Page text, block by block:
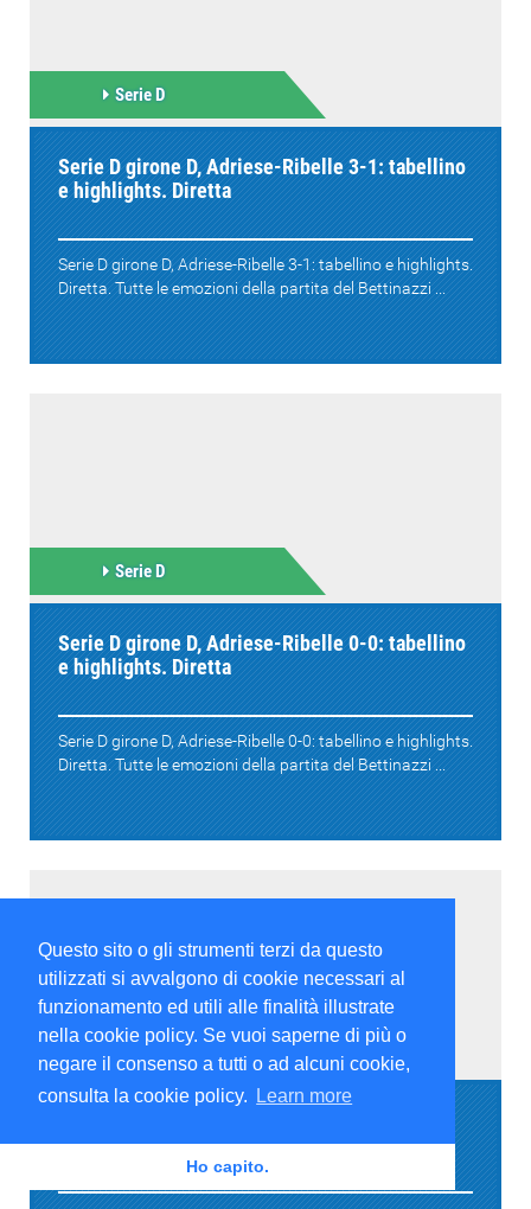
Questo sito o gli strumenti terzi da questo
utilizzati si avvalgono di cookie necessari al
funzionamento ed utili alle finalità illustrate
nella cookie policy. Se vuoi saperne di più o
negare il consenso a tutti o ad alcuni cookie,
consulta la cookie policy.
Learn more
Ho capito.
Serie D
Serie D girone D, Adriese-Ribelle 3-1: tabellino
e highlights. Diretta
Serie D girone D, Adriese-Ribelle 3-1: tabellino e highlights.
Diretta. Tutte le emozioni della partita del Bettinazzi ...
Serie D
Serie D girone D, Adriese-Ribelle 0-0: tabellino
e highlights. Diretta
Serie D girone D, Adriese-Ribelle 0-0: tabellino e highlights.
Diretta. Tutte le emozioni della partita del Bettinazzi ...
Serie D
tabellino e highlights. Diretta